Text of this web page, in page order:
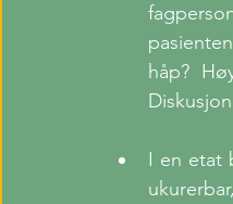
håp?
I en etat